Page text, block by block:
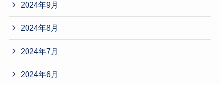
2024年9月
2024年8月
2024年7月
2024年6月